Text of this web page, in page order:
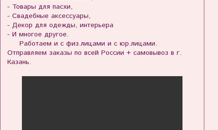
- Товары для пасхи,
- Свадебные аксессуары,
- Декор для одежды, интерьера
- И многое другое.
Работаем и с физ.лицами и с юр.лицами.
Отправляем заказы по всей России + самовывоз в г.
Казань.